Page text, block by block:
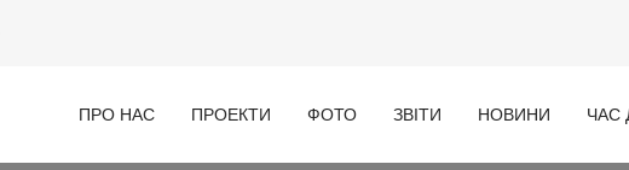
ПРО НАС ПРОЕКТИ ФОТО ЗВІТИ НОВИНИ ЧАС